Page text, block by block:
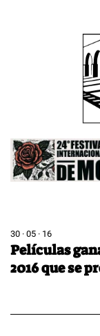
Image
30 · 05 · 16
Películas
2016 que se